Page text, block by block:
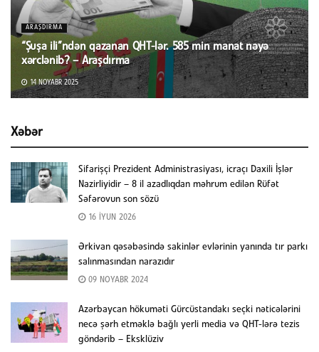
ARAŞDIRMA
“Şuşa ili”ndən qazanan QHT-lər. 585 min manat nəyə
xərclənib? – Araşdırma
14 NOYABR 2025
Xəbər
Sifarişçi Prezident Administrasiyası, icraçı Daxili İşlər
Nazirliyidir – 8 il azadlıqdan məhrum edilən Rüfət
Səfərovun son sözü
16 İYUN 2026
Ərkivan qəsəbəsində sakinlər evlərinin yanında tır parkı
salınmasından narazıdır
09 NOYABR 2024
Azərbaycan hökuməti Gürcüstandakı seçki nəticələrini
necə şərh etməklə bağlı yerli media və QHT-lərə tezis
göndərib – Eksklüziv